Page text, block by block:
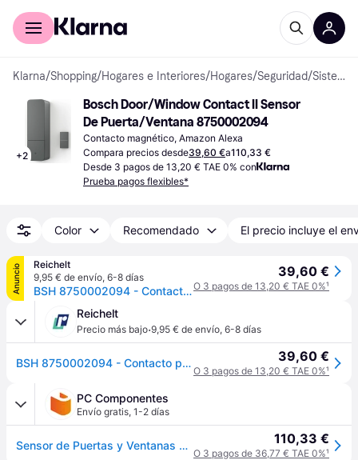
Comprar con Klarna
Klarna/Shopping/Hogares e Interiores/Hogares/Seguridad/ Sistemas de Vigilancia y Alarma
+2
Bosch Door/Window Contact II Sensor
De Puerta/Ventana 8750002094
Contacto magnético, Amazon Alexa
Compara precios desde39,60 €a110,33 €
Desde 3 pagos de 13,20 € TAE 0% con
Prueba pagos flexibles*
Color Recomendado El precio incluye el
Anuncio
Reichelt
9,95 € de envío, 6-8 días
BSH 8750002094 - Contacto puerta/ventana II, antracita
39,60 €
O 3 pagos de 13,20 € TAE 0%¹
Reichelt
Precio más bajo·9,95 € de envío, 6-8 días
BSH 8750002094 - Contacto puerta/ventana II, antracita 39,60 €
O 3 pagos de 13,20 € TAE 0%¹
PC Componentes
Envío gratis, 1-2 días
Sensor de Puertas y Ventanas Bosch Door/Window Contact II ZigBee Inalámbrico Antracita 110,33 €
O 3 pagos de 36,77 € TAE 0%¹